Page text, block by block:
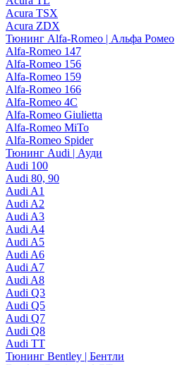
Acura TSX
Acura ZDX
Тюнинг Alfa-Romeo | Альфа Ромео
Alfa-Romeo 147
Alfa-Romeo 156
Alfa-Romeo 159
Alfa-Romeo 166
Alfa-Romeo 4C
Alfa-Romeo Giulietta
Alfa-Romeo MiTo
Alfa-Romeo Spider
Тюнинг Audi | Ауди
Audi 100
Audi 80, 90
Audi A1
Audi A2
Audi A3
Audi A4
Audi A5
Audi A6
Audi A7
Audi A8
Audi Q3
Audi Q5
Audi Q7
Audi Q8
Audi TT
Тюнинг Bentley | Бентли